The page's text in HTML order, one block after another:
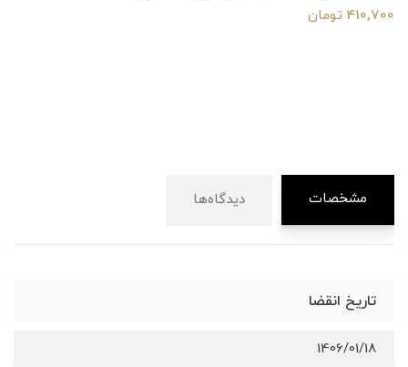
410,700 تومان
مشخصات دیدگاه‌ها
تاریخ انقضا
1406/01/18